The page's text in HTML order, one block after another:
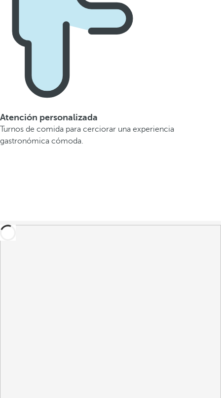
Atención personalizada
Turnos de comida para cerciorar una experiencia
gastronómica cómoda.